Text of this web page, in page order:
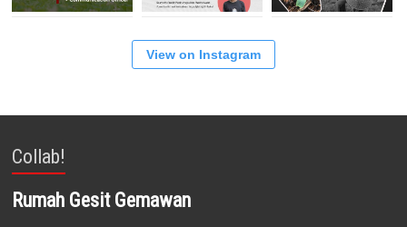
View on Instagram
Collab!
Rumah Gesit Gemawan